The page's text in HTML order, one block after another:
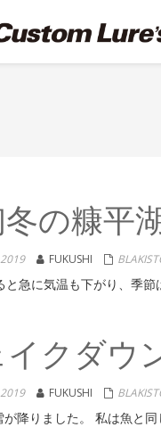
冬の糠平
FUKUSHI
と急に気温も下がり、季
イクダ
FUKUSHI
が降りました。 私は魚と